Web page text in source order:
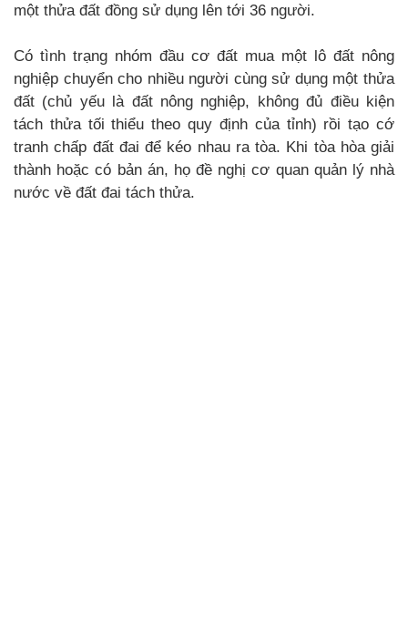
một thửa đất đồng sử dụng lên tới 36 người.
Có tình trạng nhóm đầu cơ đất mua một lô đất nông
nghiệp chuyển cho nhiều người cùng sử dụng một thửa
đất (chủ yếu là đất nông nghiệp, không đủ điều kiện
tách thửa tối thiểu theo quy định của tỉnh) rồi tạo cớ
tranh chấp đất đai để kéo nhau ra tòa. Khi tòa hòa giải
thành hoặc có bản án, họ đề nghị cơ quan quản lý nhà
nước về đất đai tách thửa.